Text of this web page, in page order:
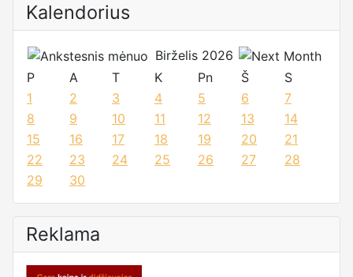
Kalendorius
Birželis 2026
P
A T K Pn Š
S
1
2 3 4 5 6
7
8
9 10 11 12 13
14
15
16 17 18 19 20
21
22
23 24 25 26 27
28
29
30
Reklama